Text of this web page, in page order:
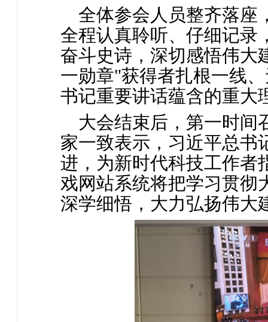
全体参会人员整齐落座
全程认真聆听、仔细记录
奋斗史诗，深切感悟伟大
一勋章"获得者扎根一线
书记重要讲话蕴含的重大
大会结束后，第一时间
家一致表示，习近平总书
进，为新时代科技工作者
戏网站系统将把学习贯彻
深学细悟，大力弘扬伟大